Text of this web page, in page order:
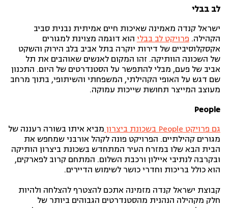
לב בבלי
ישראל קנדה מאמינה שאיכות חיים אמיתית נבנית סביב
הקהילה. פרויקט לב בבלי הוא דוגמה מצוינת למגורים
אקסקלוסיביים של דירות יוקרה בתל אביב בלב הירוק והשקט
של השכונה הוותיקה. זהו המקום לאנשים שאוהבים את תל
אביב של פעם, מבלי להתפשר על הסטנדרטים של היום. התכנון
שם דגש על האופי הקהילתי, המשפחתי והשיתופי, בתוך מרחב
מעוצב המייצר תחושת שייכות עמוקה.
People
גם פרויקט People בשכונת ביצרון
מביא איתו בשורה רעננה של
מגורים קהילתיים. הפרויקט פונה לקהל אורבני שמחפש את
הבית הבא שלו במזרח העיר המתחדש בשכונת ביצרון הותיקה
ובקרבה לנתיבי איילון ורכבת השלום. המתחם קרוב לפארקים,
הוא כולל בריכות וחדרי כושר לשימוש הדיירים.
קבוצת ישראל קנדה מזמינה אתכם להצטרף להצלחה ולהיות
חלק מקהילה הנהנית מהסטנדרטים הגבוהים ביותר של